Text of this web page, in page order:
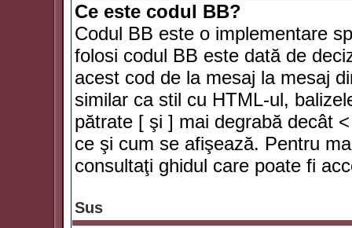
Ce este codul BB?
Codul BB este o implementare
folosi codul BB este dată de
acest cod de la mesaj la mesaj
similar ca stil cu HTML-ul,
pătrate [ şi ] mai degrabă decât
ce şi cum se afişează. Pentru
consultaţi ghidul care poate fi
Sus